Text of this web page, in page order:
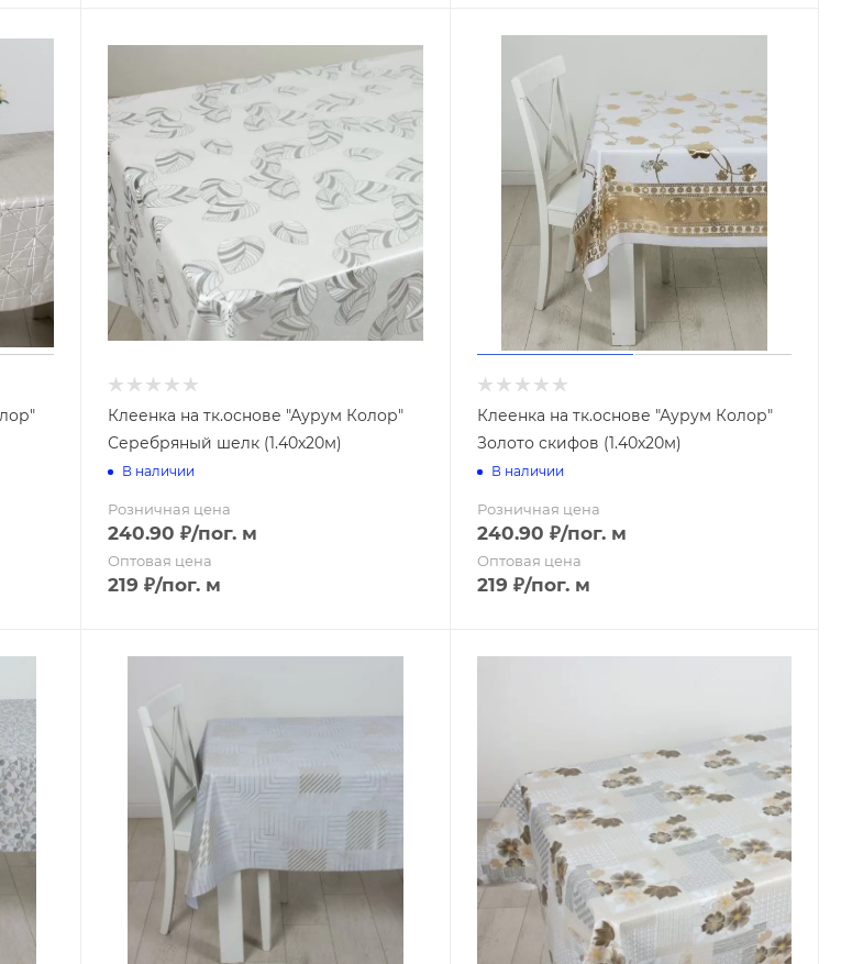
Клеенка на тк.основе "Аурум Колор"
Серебряный шелк (1.40х20м)
В наличии
Розничная цена
240.90 ₽/пог. м
Оптовая цена
219 ₽/пог. м
Клеенка на тк.основе "Аурум Колор"
Золото скифов (1.40х20м)
В наличии
Розничная цена
240.90 ₽/пог. м
Оптовая цена
219 ₽/пог. м